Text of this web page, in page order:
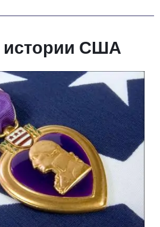
истории США